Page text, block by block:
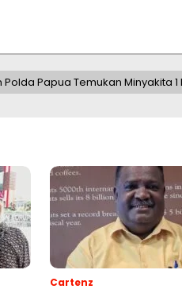
Papua Temukan Minyakita 1
Cartenz